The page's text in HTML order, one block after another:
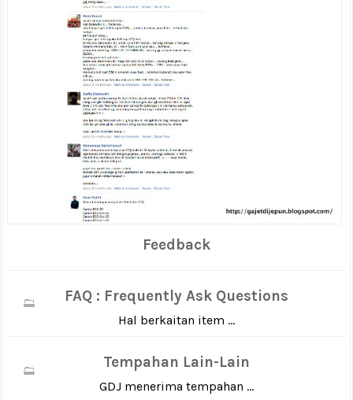
Feedback
FAQ : Frequently Ask Questions
Hal berkaitan item ...
Tempahan Lain-Lain
GDJ menerima tempahan ...